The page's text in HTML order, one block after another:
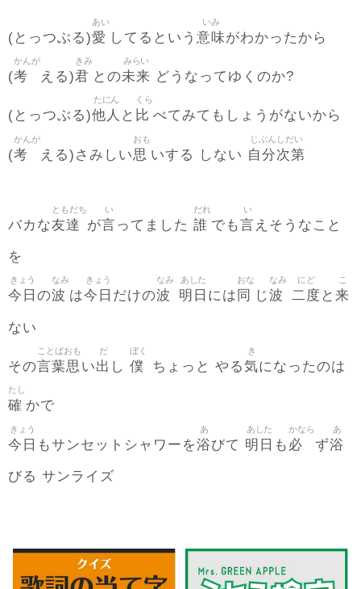
(とっつぶる)愛
あい
してるという 意味
いみ
がわかったから
(考
かんが
える)君
きみ
との未来
みらい
どうなってゆくのか?
(とっつぶる)他人
たにん
と 比
くら
べてみてもしょうがないから
(考
かんが
える)さみしい思
おも
いする しない 自分次第
じぶんしだい
バカな友達
ともだち
が言
い
ってました 誰
だれ
でも言
い
えそうなこと
を
今日
きょう
の波
なみ
は今日
きょう
だけの波
なみ
明日
あした
には 同
おな
じ波
なみ
二度
にど
と 来
こ
ない
その言葉思
ことばおも
い出
だ
し 僕
ぼく
ちょっと やる気
き
になったのは
確
たし
かで
今日
きょう
もサンセットシャワーを浴
あ
びて 明日
あした
も 必
かなら
ず浴
あ
びる サンライズ